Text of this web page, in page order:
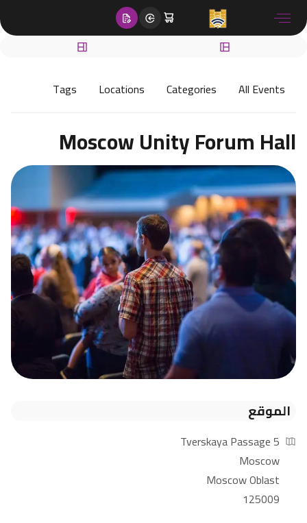
content
All Events
Categories
Locations
Tags
Moscow Unity Forum Hall
الموقع
5 Tverskaya Passage
Moscow
Moscow Oblast
125009